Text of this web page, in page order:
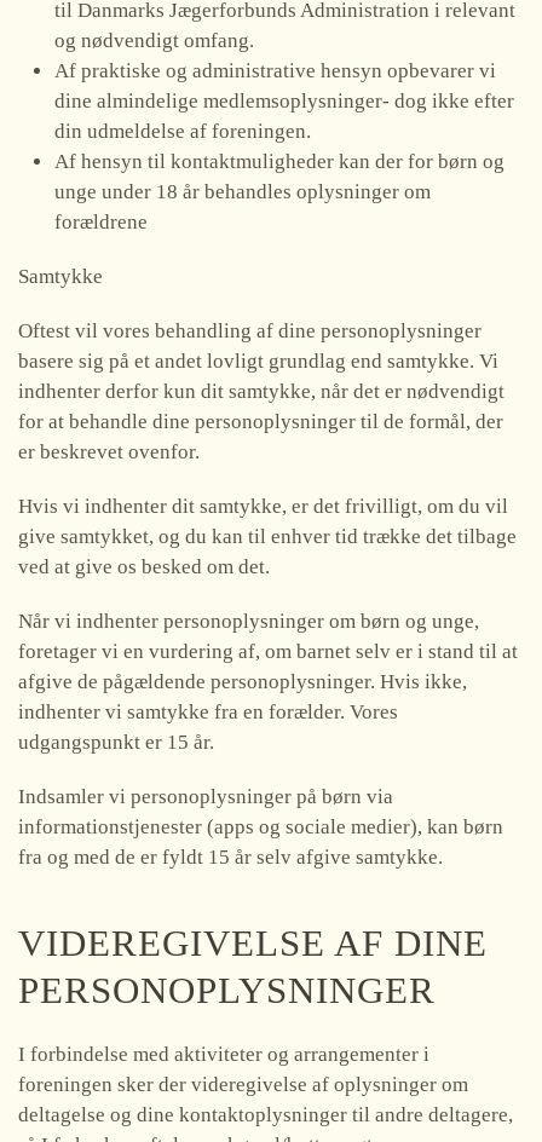
til Danmarks Jægerforbunds Administration i relevant
og nødvendigt omfang.
Af praktiske og administrative hensyn opbevarer vi
dine almindelige medlemsoplysninger- dog ikke efter
din udmeldelse af foreningen.
Af hensyn til kontaktmuligheder kan der for børn og
unge under 18 år behandles oplysninger om
forældrene
Samtykke
Oftest vil vores behandling af dine personoplysninger
basere sig på et andet lovligt grundlag end samtykke. Vi
indhenter derfor kun dit samtykke, når det er nødvendigt
for at behandle dine personoplysninger til de formål, der
er beskrevet ovenfor.
Hvis vi indhenter dit samtykke, er det frivilligt, om du vil
give samtykket, og du kan til enhver tid trække det tilbage
ved at give os besked om det.
Når vi indhenter personoplysninger om børn og unge,
foretager vi en vurdering af, om barnet selv er i stand til at
afgive de pågældende personoplysninger. Hvis ikke,
indhenter vi samtykke fra en forælder. Vores
udgangspunkt er 15 år.
Indsamler vi personoplysninger på børn via
informationstjenester (apps og sociale medier), kan børn
fra og med de er fyldt 15 år selv afgive samtykke.
VIDEREGIVELSE AF DINE
PERSONOPLYSNINGER
I forbindelse med aktiviteter og arrangementer i
foreningen sker der videregivelse af oplysninger om
deltagelse og dine kontaktoplysninger til andre deltagere,